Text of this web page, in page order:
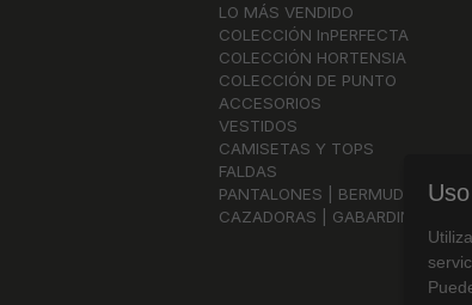
LO MÁS VENDIDO
COLECCIÓN InPERFECTA
COLECCIÓN HORTENSIA
COLECCIÓN DE PUNTO
ACCESORIOS
VESTIDOS
CAMISETAS Y TOPS
FALDAS
PANTALONES | BERMUDAS
CAZADORAS | GABARDINAS